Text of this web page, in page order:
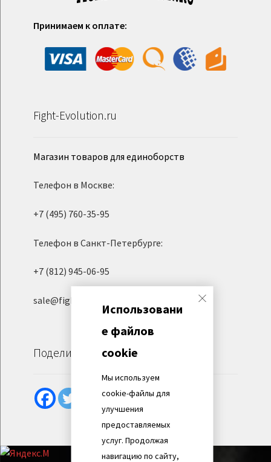
Принимаем к оплате:
Fight-Evolution.ru
Магазин товаров для единоборств
Телефон в Москве:
+7 (495) 760-35-95
Телефон в Санкт-Петербурге:
+7 (812) 945-06-95
sale@fight-evolution.ru
Поделиться
Использовани
е файлов
cookie
Мы используем
cookie-файлы для
улучшения
предоставляемых
услуг. Продолжая
навигацию по сайту,